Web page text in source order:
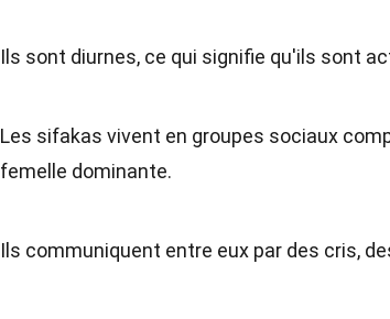
Ils sont diurnes, ce qui signifie qu'ils sont
Les sifakas vivent en groupes sociaux
femelle dominante.
Ils communiquent entre eux par des cris,